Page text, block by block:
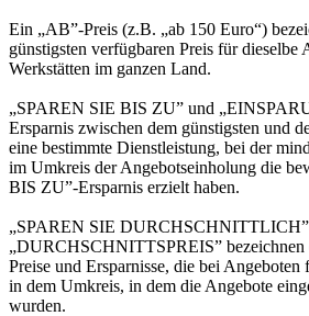
Ein „AB”-Preis (z.B. „ab 150 Euro“)
günstigsten verfügbaren Preis für
Werkstätten im ganzen Land.
„SPAREN SIE BIS ZU” und
Ersparnis zwischen dem günstigsten und
eine bestimmte Dienstleistung, bei der
im Umkreis der Angebotseinholung die
BIS ZU”-Ersparnis erzielt haben.
„SPAREN SIE
„DURCHSCHNITTSPREIS” bezeichnen
Preise und Ersparnisse, die bei
in dem Umkreis, in dem die Angebote
wurden.